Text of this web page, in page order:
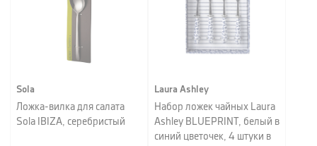
Sola
Ложка-вилка для салата
Sola IBIZA, серебристый
Laura Ashley
Набор ложек чайных Laura
Ashley BLUEPRINT, белый в
синий цветочек, 4 штуки в